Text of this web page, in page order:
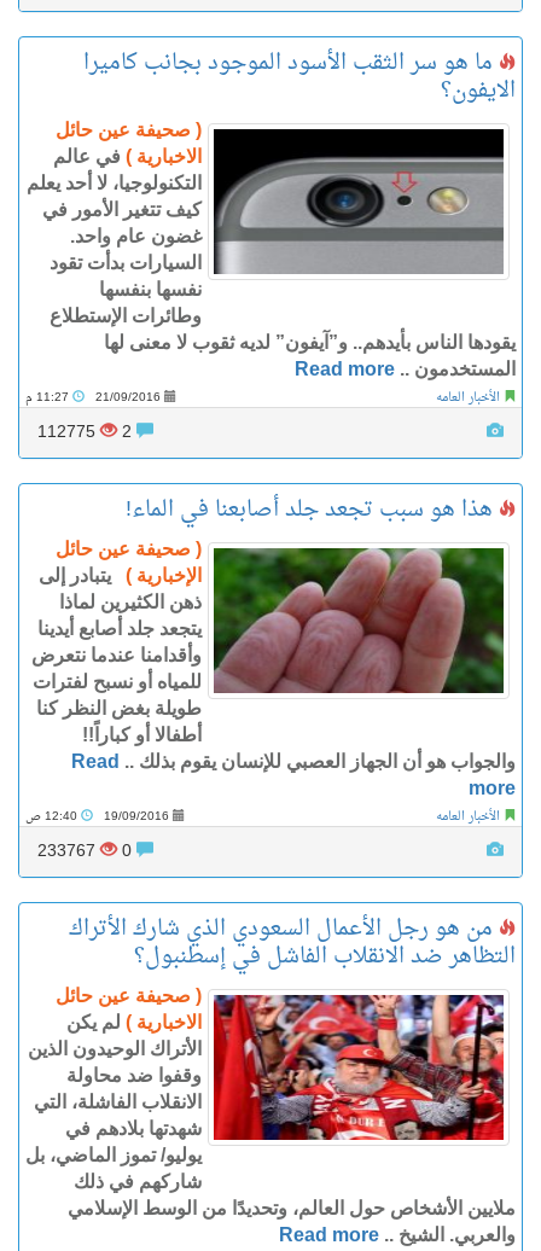
ما هو سر الثقب الأسود الموجود بجانب كاميرا
الايفون؟
( صحيفة عين حائل
الاخبارية ) في عالم
التكنولوجيا، لا أحد يعلم
كيف تتغير الأمور في
غضون عام واحد.
السيارات بدأت تقود
نفسها بنفسها
وطائرات الإستطلاع
يقودها الناس بأيدهم.. و”آيفون” لديه ثقوب لا معنى لها
المستخدمون .. Read more
الأخبار العامه 21/09/2016
112775
هذا هو سبب تجعد جلد أصابعنا في الماء!
( صحيفة عين حائل
الإخبارية )
يتبادر إلى
ذهن الكثيرين لماذا
يتجعد جلد أصابع أيدينا
وأقدامنا عندما نتعرض
للمياه أو نسبح لفترات
طويلة بغض النظر كنا
أطفالا أو كباراً!!
والجواب هو أن الجهاز العصبي للإنسان يقوم بذلك .. Read
more
الأخبار العامه 19/09/2016
233767
من هو رجل الأعمال السعودي الذي شارك الأتراك
التظاهر ضد الانقلاب الفاشل في إسطنبول؟
( صحيفة عين حائل
الاخبارية ) لم يكن
الأتراك الوحيدون الذين
وقفوا ضد محاولة
الانقلاب الفاشلة، التي
شهدتها بلادهم في
يوليو/ تموز الماضي، بل
شاركهم في ذلك
ملايين الأشخاص حول العالم، وتحديدًا من الوسط الإسلامي
والعربي. الشيخ .. Read more